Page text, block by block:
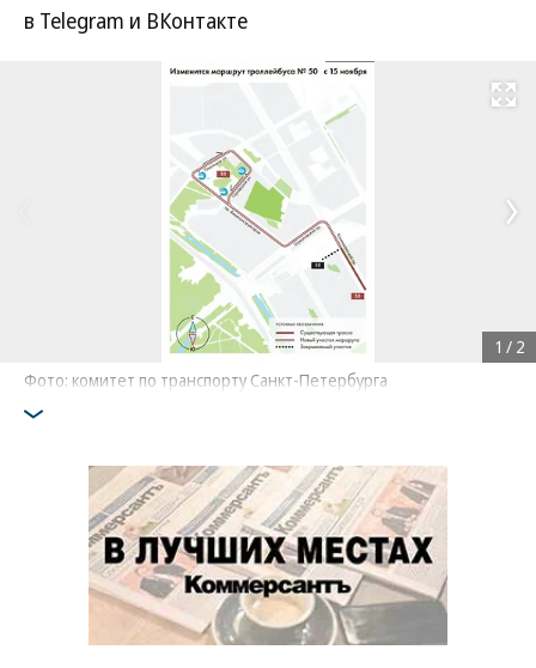
в Telegram и ВКонтакте
Развернуть
Фото: комитет по транспорту Санкт-Петербурга
1 / 2